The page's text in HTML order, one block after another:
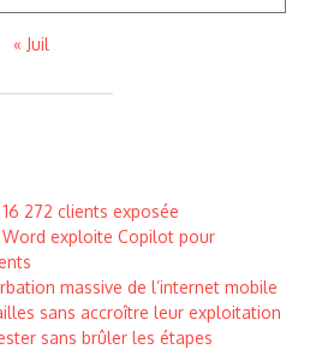
« Juil
272 clients exposée
exploite Copilot pour
massive de l’internet mobile
sans accroître leur exploitation
sans brûler les étapes